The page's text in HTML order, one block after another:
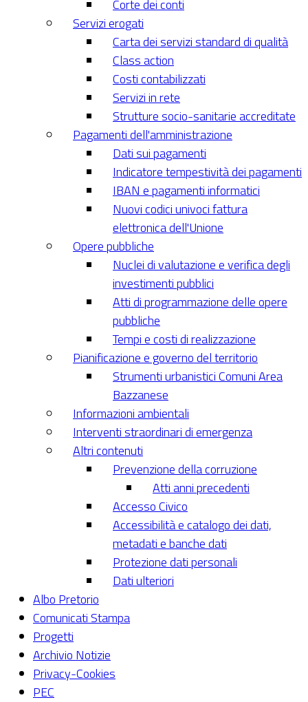
Corte dei conti
Servizi erogati
Carta dei servizi standard di qualità
Class action
Costi contabilizzati
Servizi in rete
Strutture socio-sanitarie accreditate
Pagamenti dell'amministrazione
Dati sui pagamenti
Indicatore tempestività dei pagamenti
IBAN e pagamenti informatici
Nuovi codici univoci fattura
elettronica dell'Unione
Opere pubbliche
Nuclei di valutazione e verifica degli
investimenti pubblici
Atti di programmazione delle opere
pubbliche
Tempi e costi di realizzazione
Pianificazione e governo del territorio
Strumenti urbanistici Comuni Area
Bazzanese
Informazioni ambientali
Interventi straordinari di emergenza
Altri contenuti
Prevenzione della corruzione
Atti anni precedenti
Accesso Civico
Accessibilità e catalogo dei dati,
metadati e banche dati
Protezione dati personali
Dati ulteriori
Albo Pretorio
Comunicati Stampa
Progetti
Archivio Notizie
Privacy-Cookies
PEC